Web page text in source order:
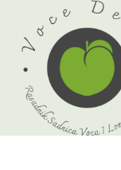
content